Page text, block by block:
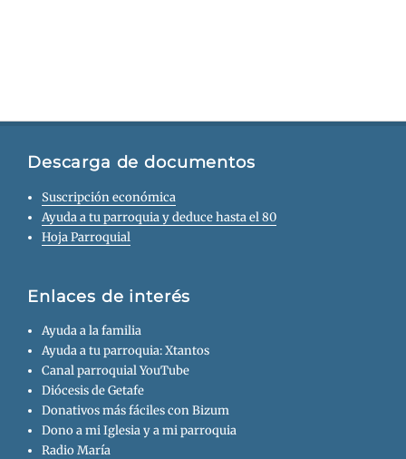
Descarga de documentos
Suscripción económica
Ayuda a tu parroquia y deduce hasta el 80
Hoja Parroquial
Enlaces de interés
Ayuda a la familia
Ayuda a tu parroquia: Xtantos
Canal parroquial YouTube
Diócesis de Getafe
Donativos más fáciles con Bizum
Dono a mi Iglesia y a mi parroquia
Radio María